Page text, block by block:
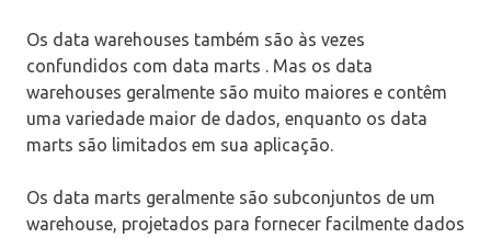
Os data warehouses também são às vezes
confundidos com data marts . Mas os data
warehouses geralmente são muito maiores e contêm
uma variedade maior de dados, enquanto os data
marts são limitados em sua aplicação.
Os data marts geralmente são subconjuntos de um
warehouse, projetados para fornecer facilmente dados